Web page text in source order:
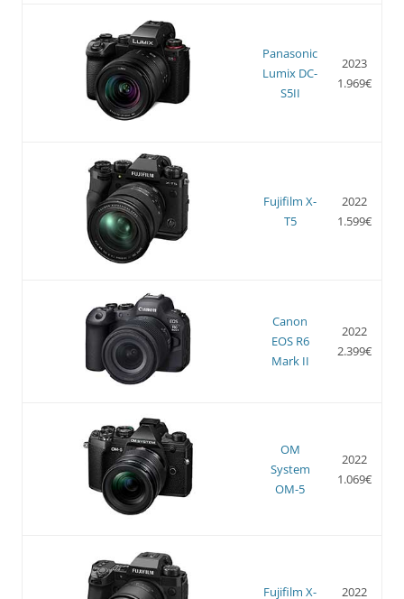
Panasonic
Lumix DC-
S5II
2023
1.969€
Fujifilm X-
T5
2022
1.599€
Canon
EOS R6
Mark II
2022
2.399€
OM
System
OM-5
2022
1.069€
Fujifilm X-
2022